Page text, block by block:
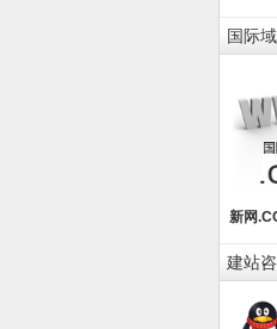
国际
新网
建站